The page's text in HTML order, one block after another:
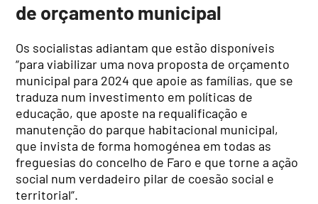
de orçamento municipal
Os socialistas adiantam que estão disponíveis
“para viabilizar uma nova proposta de orçamento
municipal para 2024 que apoie as famílias, que se
traduza num investimento em políticas de
educação, que aposte na requalificação e
manutenção do parque habitacional municipal,
que invista de forma homogénea em todas as
freguesias do concelho de Faro e que torne a ação
social num verdadeiro pilar de coesão social e
territorial”.